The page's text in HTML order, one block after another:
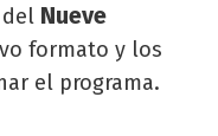
Nueve
formato y los
el programa.